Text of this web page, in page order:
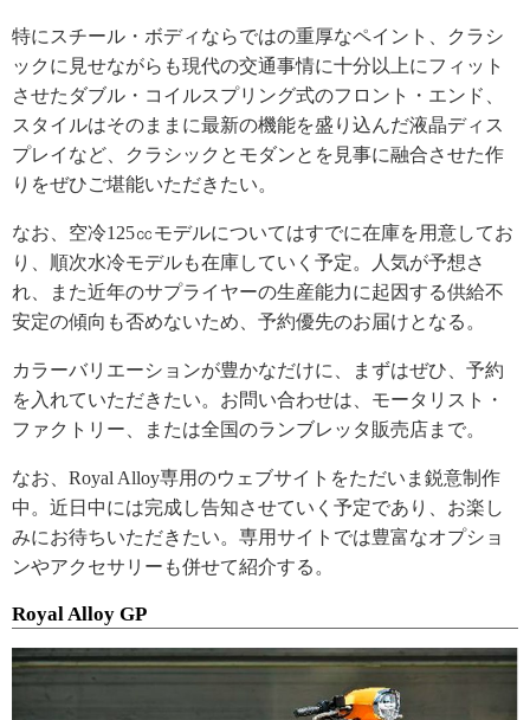
特にスチール・ボディならではの重厚なペイント、クラシ
ックに見せながらも現代の交通事情に十分以上にフィット
させたダブル・コイルスプリング式のフロント・エンド、
スタイルはそのままに最新の機能を盛り込んだ液晶ディス
プレイなど、クラシックとモダンとを見事に融合させた作
りをぜひご堪能いただきたい。
なお、空冷125㏄モデルについてはすでに在庫を用意してお
り、順次水冷モデルも在庫していく予定。人気が予想さ
れ、また近年のサプライヤーの生産能力に起因する供給不
安定の傾向も否めないため、予約優先のお届けとなる。
カラーバリエーションが豊かなだけに、まずはぜひ、予約
を入れていただきたい。お問い合わせは、モータリスト・
ファクトリー、または全国のランブレッタ販売店まで。
なお、Royal Alloy専用のウェブサイトをただいま鋭意制作
中。近日中には完成し告知させていく予定であり、お楽し
みにお待ちいただきたい。専用サイトでは豊富なオプショ
ンやアクセサリーも併せて紹介する。
Royal Alloy GP